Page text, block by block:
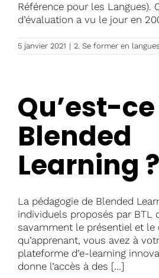
Référence pour les Langues).
d’évaluation a vu le jour en
5 janvier 2021 | 2. Se former en
Qu’est-
Blended
Learning ?
La pédagogie de Blended
individuels proposés par BTL
savamment le présentiel et le
qu’apprenant, vous avez à
plateforme d’e-learning
donne l’accès à des [...]